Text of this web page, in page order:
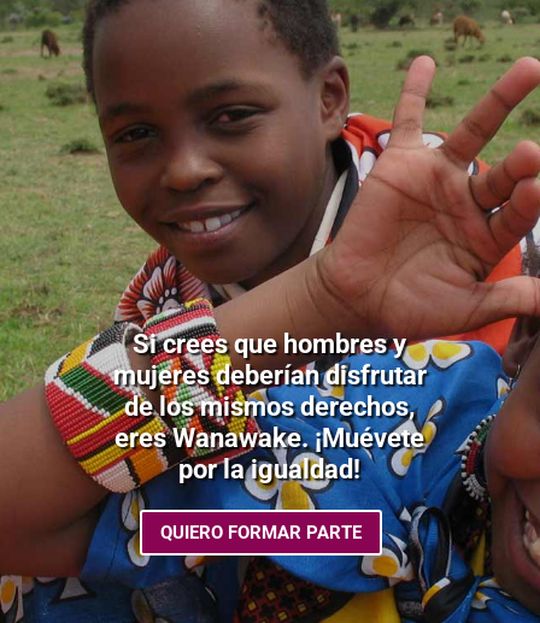
Si crees que hombres y
mujeres deberían disfrutar
de los mismos derechos,
eres Wanawake. ¡Muévete
por la igualdad!
QUIERO FORMAR PARTE